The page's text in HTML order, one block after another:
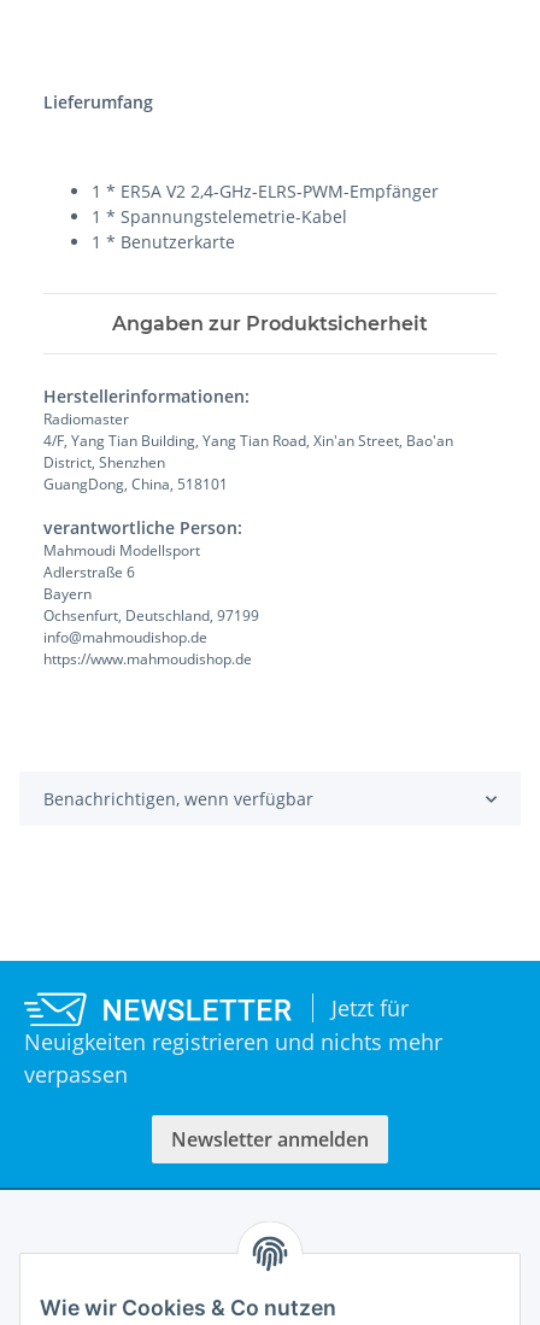
Lieferumfang
1 * ER5A V2 2,4-GHz-ELRS-PWM-Empfänger
1 * Spannungstelemetrie-Kabel
1 * Benutzerkarte
Angaben zur Produktsicherheit
Herstellerinformationen:
Radiomaster
4/F, Yang Tian Building, Yang Tian Road, Xin'an Street, Bao'an
District, Shenzhen
GuangDong, China, 518101
verantwortliche Person:
Mahmoudi Modellsport
Adlerstraße 6
Bayern
Ochsenfurt, Deutschland, 97199
info@mahmoudishop.de
https://www.mahmoudishop.de
Benachrichtigen, wenn verfügbar
Jetzt für
Neuigkeiten registrieren und nichts mehr
verpassen
Newsletter anmelden
Informationen
Wie wir Cookies & Co nutzen